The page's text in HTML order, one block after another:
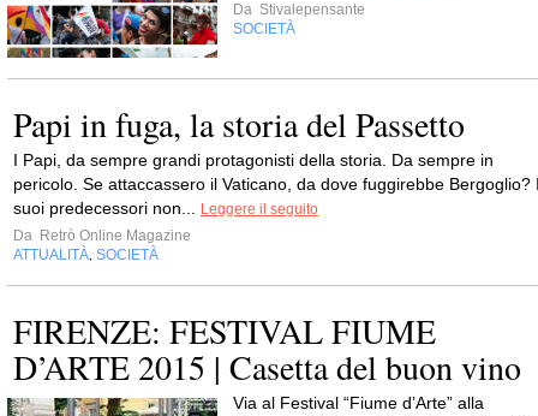
Da Stivalepensante
SOCIETÀ
Papi in fuga, la storia del Passetto
I Papi, da sempre grandi protagonisti della storia. Da sempre in
pericolo. Se attaccassero il Vaticano, da dove fuggirebbe Bergoglio?
suoi predecessori non...
Leggere il seguito
Da Retrò Online Magazine
ATTUALITÀ SOCIETÀ
FIRENZE: FESTIVAL FIUME
D’ARTE 2015 | Casetta del buon vino
Via al Festival “Fiume d’Arte” alla